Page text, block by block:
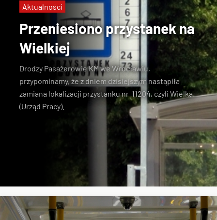
Przeniesiono przystanek na
Wielkiej
Drodzy Pasażerowie KM we Wrocławiu,
przypominamy, że z dniem dzisiejszym nastąpiła
zamiana lokalizacji przystanku nr 11204, czyli Wielka
(Urząd Pracy).
Aktualności